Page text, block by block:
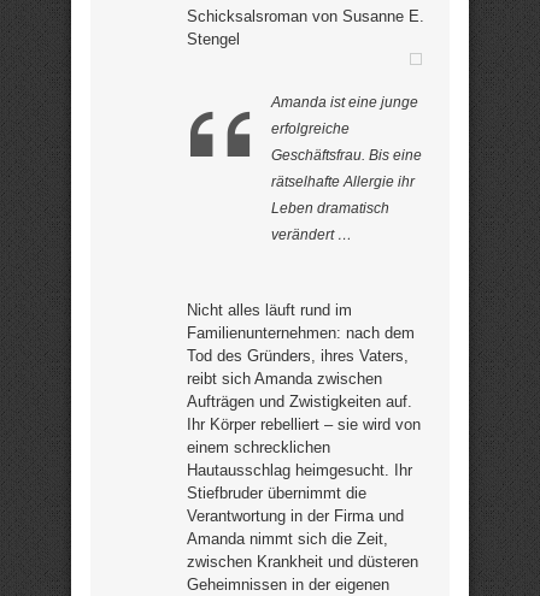
Schicksalsroman von Susanne E.
Stengel
Amanda ist eine junge
erfolgreiche
Geschäftsfrau. Bis eine
rätselhafte Allergie ihr
Leben dramatisch
verändert …
Nicht alles läuft rund im
Familienunternehmen: nach dem
Tod des Gründers, ihres Vaters,
reibt sich Amanda zwischen
Aufträgen und Zwistigkeiten auf.
Ihr Körper rebelliert – sie wird von
einem schrecklichen
Hautausschlag heimgesucht. Ihr
Stiefbruder übernimmt die
Verantwortung in der Firma und
Amanda nimmt sich die Zeit,
zwischen Krankheit und düsteren
Geheimnissen in der eigenen